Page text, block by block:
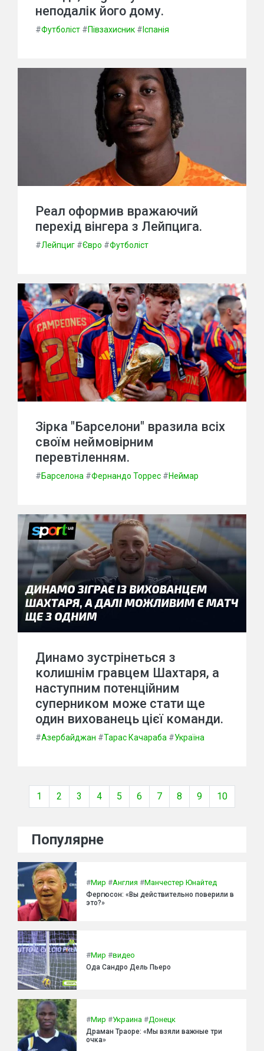
неподалік його дому.
#Футболіст #Півзахисник # Іспанія
Реал оформив вражаючий
перехід вінгера з Лейпцига.
#Лейпциг #Євро #Футболіст
Зірка "Барселони" вразила всіх
своїм неймовірним
перевтіленням.
#Барселона #Фернандо Торрес #Неймар
Динамо зустрінеться з
колишнім гравцем Шахтаря, а
наступним потенційним
суперником може стати ще
один вихованець цієї команди.
#Азербайджан #Тарас Качараба #Україна
1 2 3 4 5 6 7 8 9 10
Популярне
#Мир #Англия #Манчестер Юнайтед
Фергюсон: «Вы действительно поверили в
это?»
#Мир #видео
Ода Сандро Дель Пьеро
#Мир #Украина #Донецк
Драман Траоре: «Мы взяли важные три
очка»